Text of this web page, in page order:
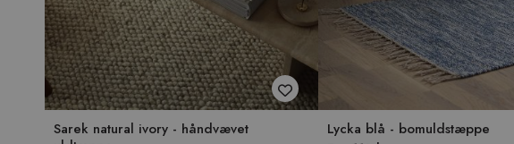
Sarek natural ivory - håndvævet
Lycka blå - bomuldstæppe